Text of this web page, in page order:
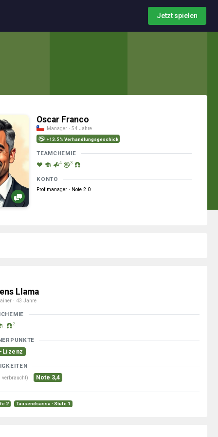
Jetzt spielen
Oscar Franco
Manager · 54 Jahre
+13.5% Verhandlungsgeschick
TEAMCHEMIE
4 3
KONTO
Profimanager · Note 2.0
Llama
· 43 Jahre
2
Lizenz
verbraucht) Note 3,4
2 Tausendsassa · Stufe 1